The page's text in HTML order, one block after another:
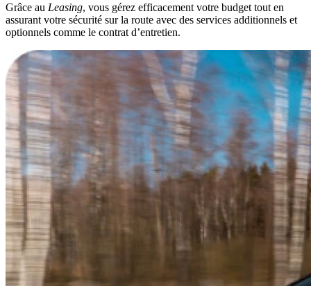
Grâce au Leasing, vous gérez efficacement votre budget tout en
assurant votre sécurité sur la route avec des services additionnels et
optionnels comme le contrat d’entretien.